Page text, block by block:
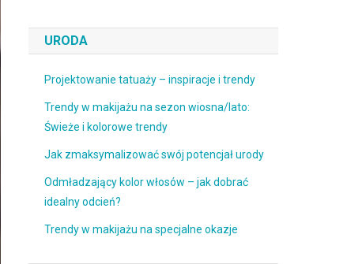
URODA
Projektowanie tatuaży – inspiracje i trendy
Trendy w makijażu na sezon wiosna/lato:
Świeże i kolorowe trendy
Jak zmaksymalizować swój potencjał urody
Odmładzający kolor włosów – jak dobrać
idealny odcień?
Trendy w makijażu na specjalne okazje